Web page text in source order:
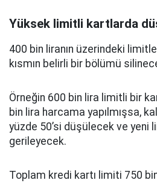
Yüksek limitli kartlarda
400 bin liranın üzerindeki
kısmın belirli bir bölümü
Örneğin 600 bin lira limitli bir
bin lira harcama yapılmışsa,
yüzde 50’si düşülecek ve yeni
gerileyecek.
Toplam kredi kartı limiti 750